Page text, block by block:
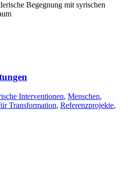
Begegnung mit syrischen
Interventionen, Menschen,
Transformation, Referenzprojekte,